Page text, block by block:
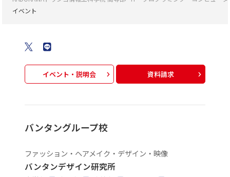
イベント
イベント・説明会 資料請求
バンタングループ校
ファッション・ヘアメイク・デザイン・映像
バンタンデザイン研究所